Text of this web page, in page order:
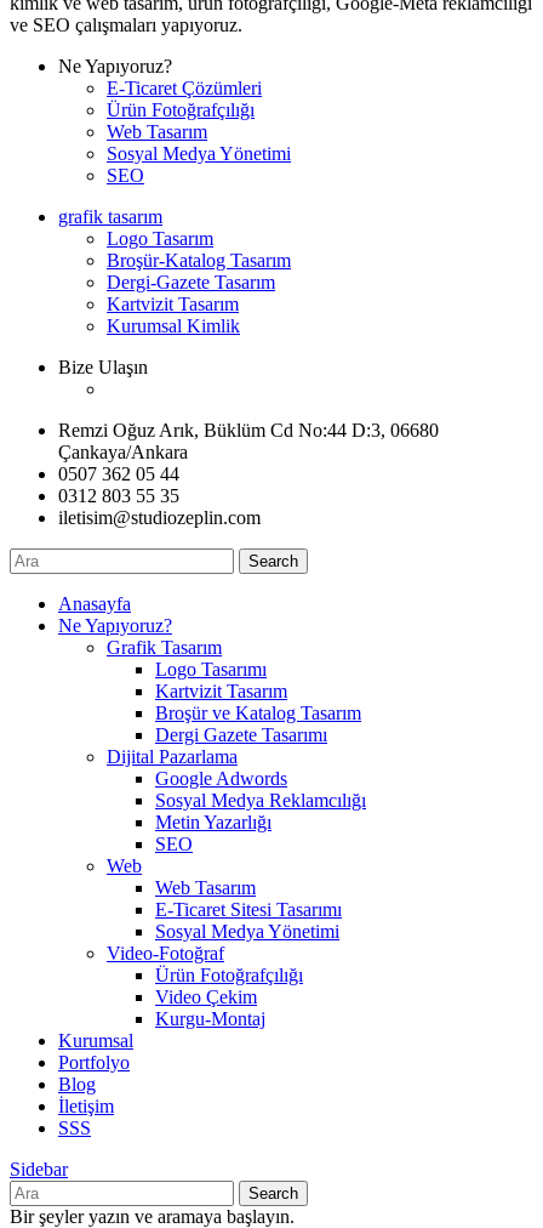
ve SEO çalışmaları yapıyoruz.
Ne Yapıyoruz?
E-Ticaret Çözümleri
Ürün Fotoğrafçılığı
Web Tasarım
Sosyal Medya Yönetimi
SEO
grafik tasarım
Logo Tasarım
Broşür-Katalog Tasarım
Dergi-Gazete Tasarım
Kartvizit Tasarım
Kurumsal Kimlik
Bize Ulaşın
Remzi Oğuz Arık, Büklüm Cd No:44 D:3, 06680
Çankaya/Ankara
0507 362 05 44
0312 803 55 35
iletisim@studiozeplin.com
Search
Anasayfa
Ne Yapıyoruz?
Grafik Tasarım
Logo Tasarımı
Kartvizit Tasarım
Broşür ve Katalog Tasarım
Dergi Gazete Tasarımı
Dijital Pazarlama
Google Adwords
Sosyal Medya Reklamcılığı
Metin Yazarlığı
SEO
Web
Web Tasarım
E-Ticaret Sitesi Tasarımı
Sosyal Medya Yönetimi
Video-Fotoğraf
Ürün Fotoğrafçılığı
Video Çekim
Kurgu-Montaj
Kurumsal
Portfolyo
Blog
İletişim
SSS
Sidebar
Search
Bir şeyler yazın ve aramaya başlayın.